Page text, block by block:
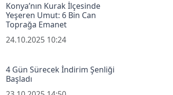
Konya’nın Kurak İlçesinde
Yeşeren Umut: 6 Bin Can
Toprağa Emanet
24.10.2025 10:24
4 Gün Sürecek İndirim Şenliği
Başladı